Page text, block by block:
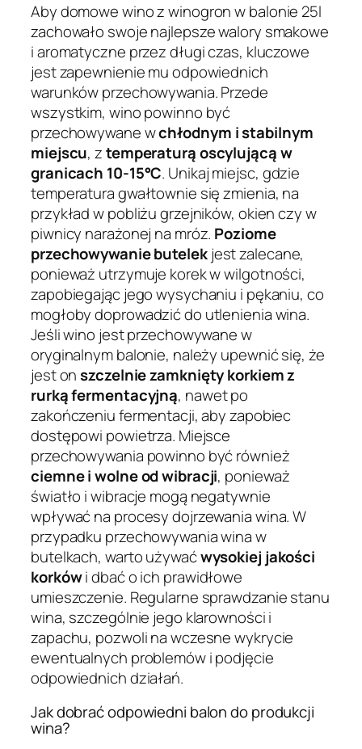
Aby domowe wino z winogron w balonie 25l
zachowało swoje najlepsze walory smakowe
i aromatyczne przez długi czas, kluczowe
jest zapewnienie mu odpowiednich
warunków przechowywania. Przede
wszystkim, wino powinno być
przechowywane wchłodnym i stabilnym
miejscu, ztemperaturą oscylującą w
granicach 10-15°C. Unikaj miejsc, gdzie
temperatura gwałtownie się zmienia, na
przykład w pobliżu grzejników, okien czy w
piwnicy narażonej na mróz. Poziome
przechowywanie butelekjest zalecane,
ponieważ utrzymuje korek w wilgotności,
zapobiegając jego wysychaniu i pękaniu, co
mogłoby doprowadzić do utlenienia wina.
Jeśli wino jest przechowywane w
oryginalnym balonie, należy upewnić się, że
jest onszczelnie zamknięty korkiem z
rurką fermentacyjną, nawet po
zakończeniu fermentacji, aby zapobiec
dostępowi powietrza. Miejsce
przechowywania powinno być również
ciemne i wolne od wibracji, ponieważ
światło i wibracje mogą negatywnie
wpływać na procesy dojrzewania wina. W
przypadku przechowywania wina w
butelkach, warto używaćwysokiej jakości
korkówi dbać o ich prawidłowe
umieszczenie. Regularne sprawdzanie stanu
wina, szczególnie jego klarowności i
zapachu, pozwoli na wczesne wykrycie
ewentualnych problemów i podjęcie
odpowiednich działań.
Jak dobrać odpowiedni balon do produkcji
wina?